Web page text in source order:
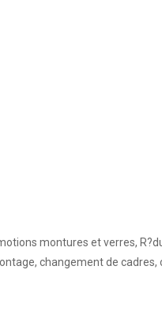
montures et verres,
changement de cadres,